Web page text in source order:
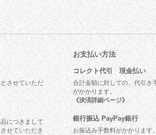
させていただ
につきまして
せていただき
お支払い方法
コレクト代引 現金払い
合計金額に対しての、代引き
がかかります。
《決済詳細ページ》
銀行振込 PayPay銀行
お振込み手数料がかかります